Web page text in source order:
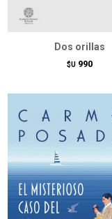
Dos orillas
$U 990